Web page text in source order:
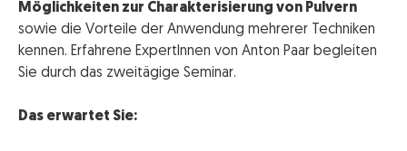
Möglichkeiten zur Charakterisierung von Pulvern
sowie die Vorteile der Anwendung mehrerer Techniken
kennen. Erfahrene ExpertInnen von Anton Paar begleiten
Sie durch das zweitägige Seminar.
Das erwartet Sie: